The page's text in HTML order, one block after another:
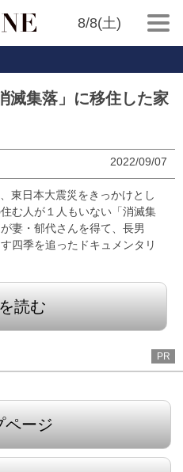
8/8(土)
滅集落」に移住した家
2022/09/07
東日本大震災をきっかけとし
む人が１人もいない「消滅集
妻・郁代さんを得て、長男
四季を追ったドキュメンタリ
読む
PR
ページ